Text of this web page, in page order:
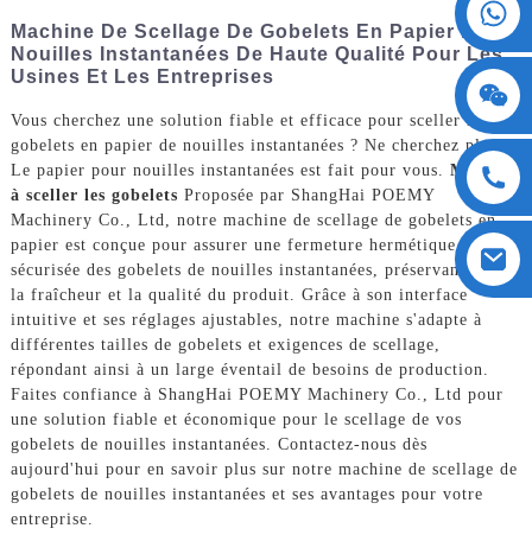
Machine De Scellage De Gobelets En Papier Pour
Nouilles Instantanées De Haute Qualité Pour Les
Usines Et Les Entreprises
Vous cherchez une solution fiable et efficace pour sceller les
gobelets en papier de nouilles instantanées ? Ne cherchez plus !
Le papier pour nouilles instantanées est fait pour vous. Machine
à sceller les gobelets Proposée par ShangHai POEMY
Machinery Co., Ltd, notre machine de scellage de gobelets en
papier est conçue pour assurer une fermeture hermétique et
sécurisée des gobelets de nouilles instantanées, préservant ainsi
la fraîcheur et la qualité du produit. Grâce à son interface
intuitive et ses réglages ajustables, notre machine s'adapte à
différentes tailles de gobelets et exigences de scellage,
répondant ainsi à un large éventail de besoins de production.
Faites confiance à ShangHai POEMY Machinery Co., Ltd pour
une solution fiable et économique pour le scellage de vos
gobelets de nouilles instantanées. Contactez-nous dès
aujourd'hui pour en savoir plus sur notre machine de scellage de
gobelets de nouilles instantanées et ses avantages pour votre
entreprise.